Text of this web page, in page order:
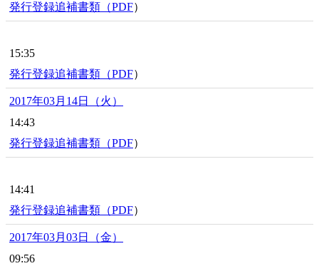
発行登録追補書類（PDF）
15:35
発行登録追補書類（PDF）
2017年03月14日（火）
14:43
発行登録追補書類（PDF）
14:41
発行登録追補書類（PDF）
2017年03月03日（金）
09:56